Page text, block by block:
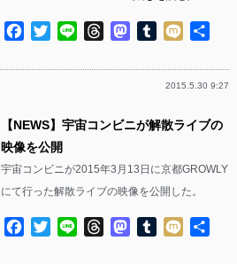
Facebook
TwitterLine ThreadsMastodon
Tumblr
Mixi
2015.5.30 9:27
【NEWS】宇宙コンビニが解散ライブの
映像を公開
宇宙コンビニが2015年3月13日に京都GROWLY
にて行った解散ライブの映像を公開した。
Facebook
TwitterLine ThreadsMastodon
Tumblr
Mixi